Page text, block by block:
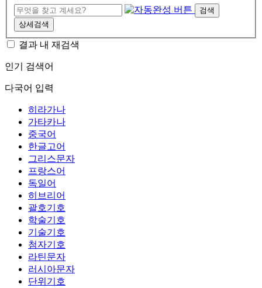
검색
상세검색
결과 내 재검색
인기 검색어
다국어 입력
히라가나
가타카나
중국어
한글고어
그리스문자
프랑스어
독일어
히브리어
괄호기호
학술기호
기술기호
첨자기호
라틴문자
러시아문자
단위기호